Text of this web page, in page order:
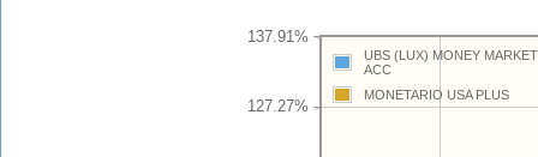
127.27%
137.91%
UBS (LUX) MONEY
ACC
MONETARIO USA PLUS